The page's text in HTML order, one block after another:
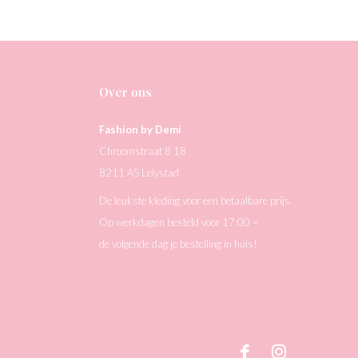
Over ons
Fashion by Demi
Chroomstraat 8 18
8211 AS Lelystad
De leukste kleding voor een betaalbare prijs.
Op werkdagen besteld voor 17:00 =
de volgende dag je bestelling in huis!